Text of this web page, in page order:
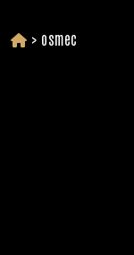
> osmec